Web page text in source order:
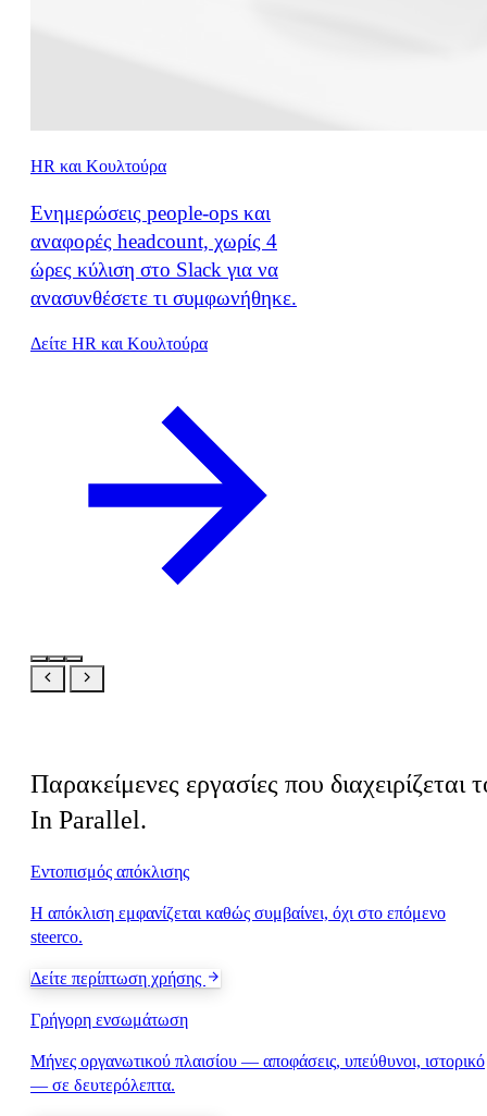
HR και Κουλτούρα
Ενημερώσεις people-ops και
αναφορές headcount, χωρίς 4
ώρες κύλιση στο Slack για να
ανασυνθέσετε τι συμφωνήθηκε.
Δείτε HR και Κουλτούρα
Παρακείμενες εργασίες που διαχειρίζεται
In Parallel.
Εντοπισμός απόκλισης
Η απόκλιση εμφανίζεται καθώς συμβαίνει, όχι στο επόμενο
steerco.
Δείτε περίπτωση χρήσης
Γρήγορη ενσωμάτωση
Μήνες οργανωτικού πλαισίου — αποφάσεις, υπεύθυνοι, ιστορικό
— σε δευτερόλεπτα.